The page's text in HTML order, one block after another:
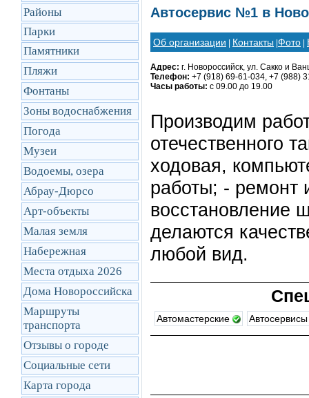
Районы
Парки
Памятники
Пляжи
Фонтаны
Зоны водоснабжения
Погода
Музеи
Водоемы, озера
Абрау-Дюрсо
Арт-объекты
Малая земля
Набережная
Места отдыха 2026
Дома Новороссийска
Маршруты
транcпорта
Отзывы о городе
Социальные сети
Карта города
Автосервис №1 в
Об организации Контакты Фото
Адрес: г. Новороссийск, ул. Сакко и
Телефон: +7 (918) 69-61-034, +7 (988)
Часы работы: с 09.00 до 19.00
Производим
отечественного
ходовая,
работы; - ремонт
восстановление
делаются
любой вид.
Автомастерские